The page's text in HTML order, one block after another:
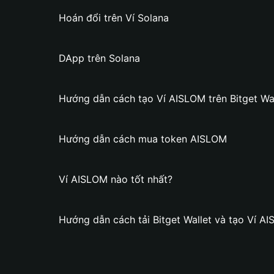
Hoán đổi trên Ví Solana
DApp trên Solana
Hướng dẫn cách tạo Ví AISLOM trên Bitget
Hướng dẫn cách mua token AISLOM
Ví AISLOM nào tốt nhất?
Hướng dẫn cách tải Bitget Wallet và tạo Ví